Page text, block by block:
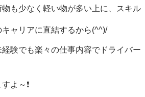
も少なく軽い物が多い上に、スキル
ャリアに直結するから(^^)/
験でも楽々の仕事内容でドライバー
よ～❗️